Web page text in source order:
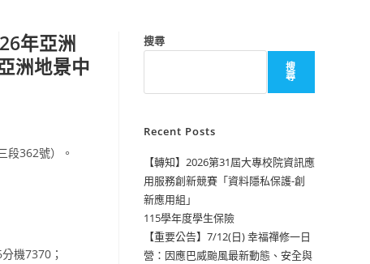
年亞洲
洲地景中
段362號）。
機7370；
搜尋
搜
尋
Recent Posts
【轉知】2026第31屆大專校院資訊應
用服務創新競賽「資料隱私保護-創
新應用組」
115學年度學生保險
【重要公告】7/12(日) 幸福禪修一日
營：因應巴威颱風最新動態、安全與